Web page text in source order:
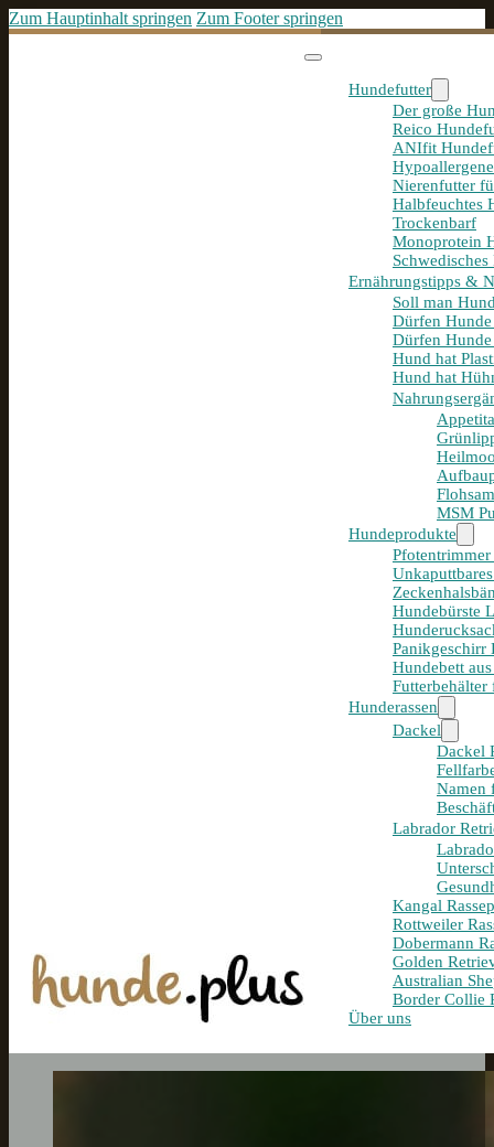
Zum Hauptinhalt springen Zum Footer springen
Hundefutter
Der große
Reico
ANIfit
Nierenfutter
Halbfeuchtes
Trockenbarf
Monoprotein
Ernährungstipps &
Soll man
Dürfen
Dürfen Hunde
Hund hat
Hund hat
MSM
Hundeprodukte
Hundebürste
Panikgeschirr
Hundebett
Hunderassen
Dackel
Dackel
Namen
Labrador
Kangal
Rottweiler
Dobermann
Golden
Australian
Border Collie
Über uns